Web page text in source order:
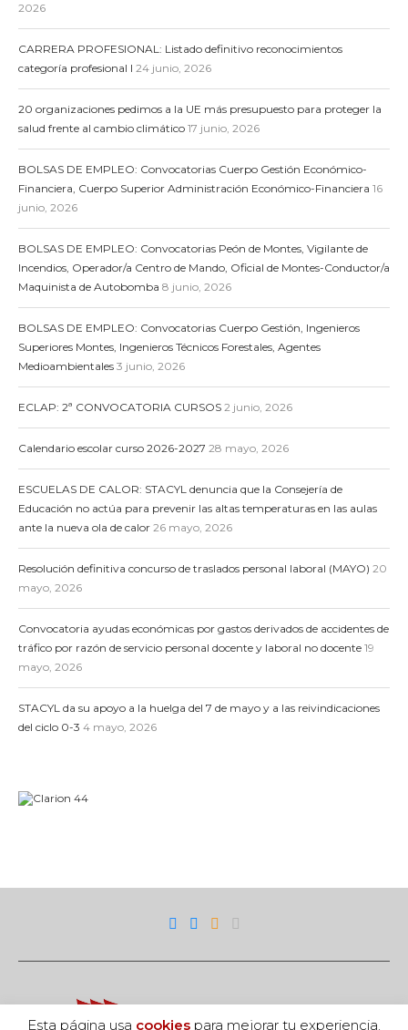
2026
CARRERA PROFESIONAL: Listado definitivo reconocimientos
categoría profesional I 24 junio, 2026
20 organizaciones pedimos a la UE más presupuesto para proteger la
salud frente al cambio climático 17 junio, 2026
BOLSAS DE EMPLEO: Convocatorias Cuerpo Gestión Económico-
Financiera, Cuerpo Superior Administración Económico-Financiera 16
junio, 2026
BOLSAS DE EMPLEO: Convocatorias Peón de Montes, Vigilante de
Incendios, Operador/a Centro de Mando, Oficial de Montes-Conductor/a
Maquinista de Autobomba 8 junio, 2026
BOLSAS DE EMPLEO: Convocatorias Cuerpo Gestión, Ingenieros
Superiores Montes, Ingenieros Técnicos Forestales, Agentes
Medioambientales 3 junio, 2026
ECLAP: 2ª CONVOCATORIA CURSOS 2 junio, 2026
Calendario escolar curso 2026-2027 28 mayo, 2026
ESCUELAS DE CALOR: STACYL denuncia que la Consejería de
Educación no actúa para prevenir las altas temperaturas en las aulas
ante la nueva ola de calor 26 mayo, 2026
Resolución definitiva concurso de traslados personal laboral (MAYO) 20
mayo, 2026
Convocatoria ayudas económicas por gastos derivados de accidentes de
tráfico por razón de servicio personal docente y laboral no docente 19
mayo, 2026
STACYL da su apoyo a la huelga del 7 de mayo y a las reivindicaciones
del ciclo 0-3 4 mayo, 2026
Esta página usa cookies para mejorar tu experiencia.